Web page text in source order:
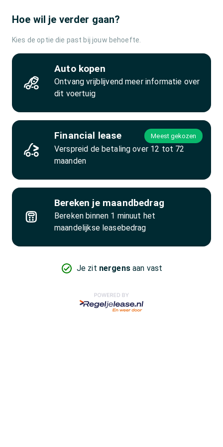
Hoe wil je verder gaan?
Kies de optie die past bij jouw behoefte.
Auto kopen
Ontvang vrijblijvend meer informatie over
dit voertuig
Financial lease Meest gekozen
Verspreid de betaling over 12 tot 72
maanden
Bereken je maandbedrag
Bereken binnen 1 minuut het
maandelijkse leasebedrag
Je zit nergensaan vast